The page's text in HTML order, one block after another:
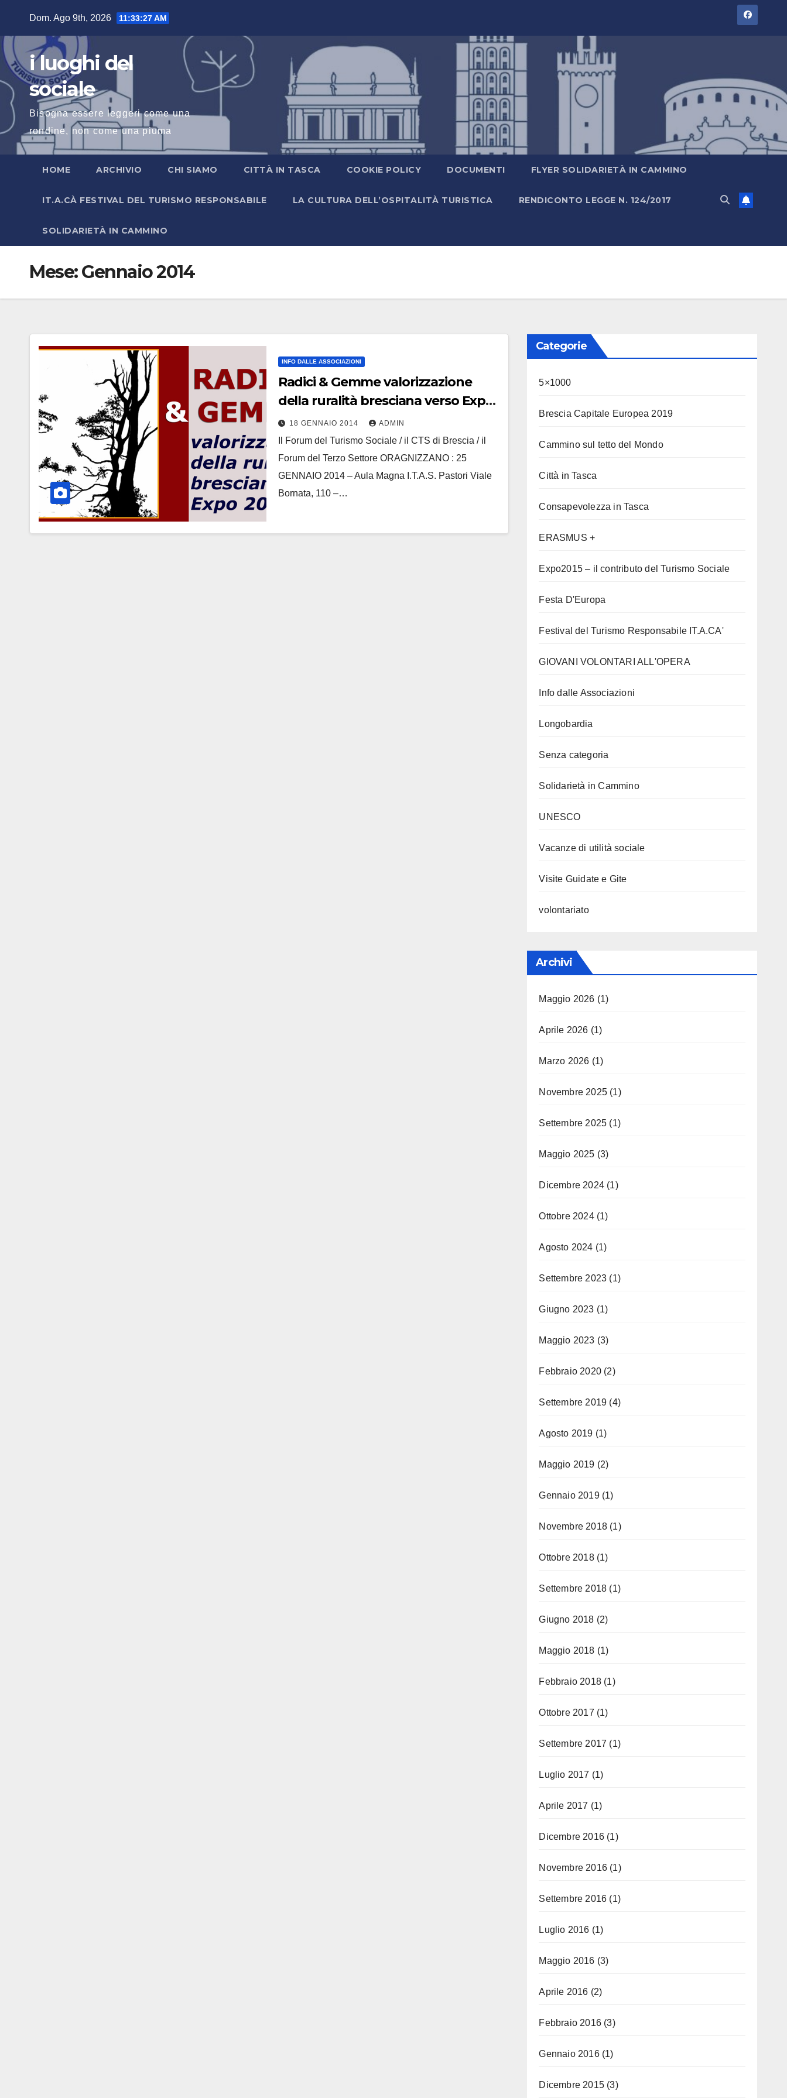
contenuto
Dom. Ago 9th, 2026 11:33:28 AM
i luoghi del
sociale
Bisogna essere leggeri come una
rondine, non come una piuma
HOME ARCHIVIO CHI SIAMO CITTÀ IN TASCA COOKIE POLICY DOCUMENTI FLYER SOLIDARIETÀ IN CAMMINO
IT.A.CÀ FESTIVAL DEL TURISMO RESPONSABILE LA CULTURA DELL’OSPITALITÀ TURISTICA RENDICONTO LEGGE N. 124/2017
SOLIDARIETÀ IN CAMMINO
Mese:Gennaio 2014
INFO DALLE ASSOCIAZIONI
Radici & Gemme valorizzazione
della ruralità bresciana verso Expo
2015
18 GENNAIO 2014 ADMIN
Il Forum del Turismo Sociale / il CTS di Brescia / il
Forum del Terzo Settore ORAGNIZZANO : 25
GENNAIO 2014 – Aula Magna I.T.A.S. Pastori Viale
Bornata, 110 –…
Categorie
5×1000
Brescia Capitale Europea 2019
Cammino sul tetto del Mondo
Città in Tasca
Consapevolezza in Tasca
ERASMUS +
Expo2015 – il contributo del Turismo Sociale
Festa D'Europa
Festival del Turismo Responsabile IT.A.CA'
GIOVANI VOLONTARI ALL'OPERA
Info dalle Associazioni
Longobardia
Senza categoria
Solidarietà in Cammino
UNESCO
Vacanze di utilità sociale
Visite Guidate e Gite
volontariato
Archivi
Maggio 2026 (1)
Aprile 2026 (1)
Marzo 2026 (1)
Novembre 2025(1)
Settembre 2025 (1)
Maggio 2025 (3)
Dicembre 2024(1)
Ottobre 2024(1)
Agosto 2024 (1)
Settembre 2023 (1)
Giugno 2023 (1)
Maggio 2023 (3)
Febbraio 2020(2)
Settembre 2019 (4)
Agosto 2019 (1)
Maggio 2019 (2)
Gennaio 2019(1)
Novembre 2018(1)
Ottobre 2018(1)
Settembre 2018 (1)
Giugno 2018 (2)
Maggio 2018 (1)
Febbraio 2018(1)
Ottobre 2017 (1)
Settembre 2017 (1)
Luglio 2017 (1)
Aprile 2017 (1)
Dicembre 2016(1)
Novembre 2016(1)
Settembre 2016 (1)
Luglio 2016 (1)
Maggio 2016 (3)
Aprile 2016 (2)
Febbraio 2016(3)
Gennaio 2016(1)
Dicembre 2015(3)